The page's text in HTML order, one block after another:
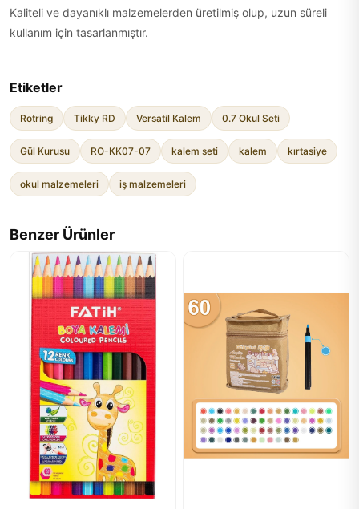
Kaliteli ve dayanıklı malzemelerden üretilmiş olup, uzun süreli
kullanım için tasarlanmıştır.
Etiketler
Rotring Tikky RD Versatil Kalem 0.7 Okul Seti
Gül Kurusu RO-KK07-07 kalem seti kalem kırtasiye
okul malzemeleri iş malzemeleri
Benzer Ürünler